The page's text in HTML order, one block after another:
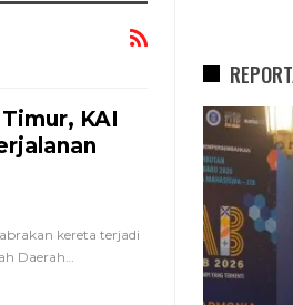
KAI
kereta terjadi
Daerah